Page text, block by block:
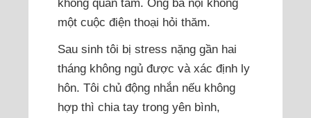
không quan tâm. Ông bà nội không
một cuộc điện thoại hỏi thăm.
Sau sinh tôi bị stress nặng gần hai
tháng không ngủ được và xác định ly
hôn. Tôi chủ động nhắn nếu không
hợp thì chia tay trong yên bình,